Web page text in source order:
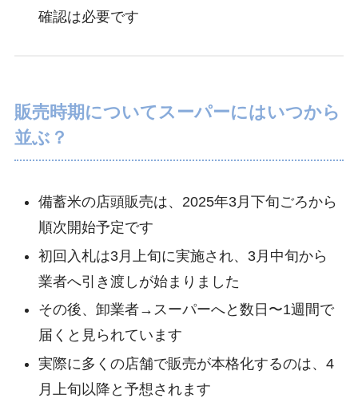
確認は必要です
販売時期についてスーパーにはいつから
並ぶ？
備蓄米の店頭販売は、2025年3月下旬ごろから
順次開始予定です
初回入札は3月上旬に実施され、3月中旬から
業者へ引き渡しが始まりました
その後、卸業者→スーパーへと数日〜1週間で
届くと見られています
実際に多くの店舗で販売が本格化するのは、4
月上旬以降と予想されます